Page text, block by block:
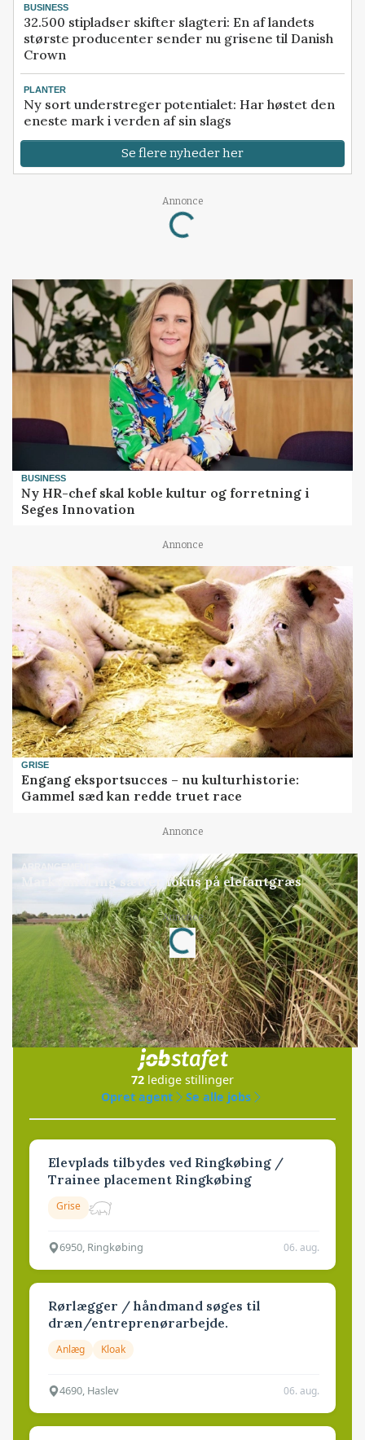
BUSINESS
32.500 stipladser skifter slagteri: En af landets
største producenter sender nu grisene til Danish
Crown
PLANTER
Ny sort understreger potentialet: Har høstet den
eneste mark i verden af sin slags
Se flere nyheder her
Annonce
Loading...
BUSINESS
Ny HR-chef skal koble kultur og forretning i
Seges Innovation
Annonce
GRISE
Engang eksportsucces – nu kulturhistorie:
Gammel sæd kan redde truet race
Annonce
ARRANGEMENT
Markvandring sætter fokus på elefantgræs
Annonce
Loading...
Jobs
i samarbejde med
72 ledige stillinger
Opret agent
Se alle jobs
Elevplads tilbydes ved Ringkøbing /
Trainee placement Ringkøbing
Grise
6950, Ringkøbing 06. aug.
Rørlægger / håndmand søges til
dræn/entreprenørarbejde.
Anlæg Kloak
4690, Haslev 06. aug.